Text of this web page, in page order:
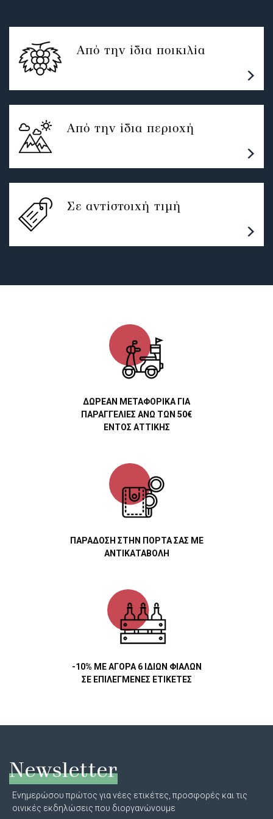
Από την ίδια ποικιλία
Από την ίδια περιοχή
Σε αντίστοιχή τιμή
ΔΩΡΕΑΝ ΜΕΤΑΦΟΡΙΚΑ ΓΙΑ
ΠΑΡΑΓΓΕΛΙΕΣ ΑΝΩ ΤΩΝ 50€
ΕΝΤΟΣ ΑΤΤΙΚΗΣ
ΠΑΡΑΔΟΣΗ ΣΤΗΝ ΠΟΡΤΑ ΣΑΣ ΜΕ
ΑΝΤΙΚΑΤΑΒΟΛΗ
-10% ΜΕ ΑΓΟΡΑ 6 ΙΔΙΩΝ ΦΙΑΛΩΝ
ΣΕ ΕΠΙΛΕΓΜΕΝΕΣ ΕΤΙΚΕΤΕΣ
Newsletter
Ενημερώσου πρώτος για νέες ετικέτες, προσφορές και τις
οινικές εκδηλώσεις που διοργανώνουμε